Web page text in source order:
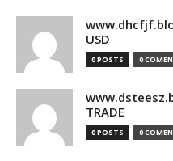
USD
0 POSTS 0
TRADE
0 POSTS 0